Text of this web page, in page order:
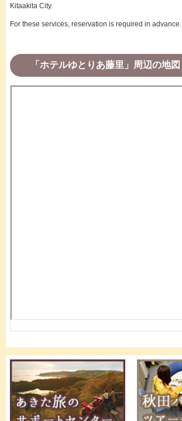
Kitaakita City.
For these services, reservation is required in advance.
「ホテルゆとりあ藤里」周辺の地図